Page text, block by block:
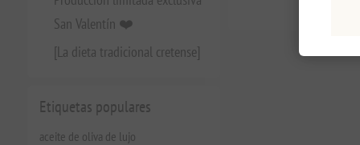
San Valentín ❤️
[La dieta tradicional cretense]
Etiquetas populares
aceite de oliva de lujo